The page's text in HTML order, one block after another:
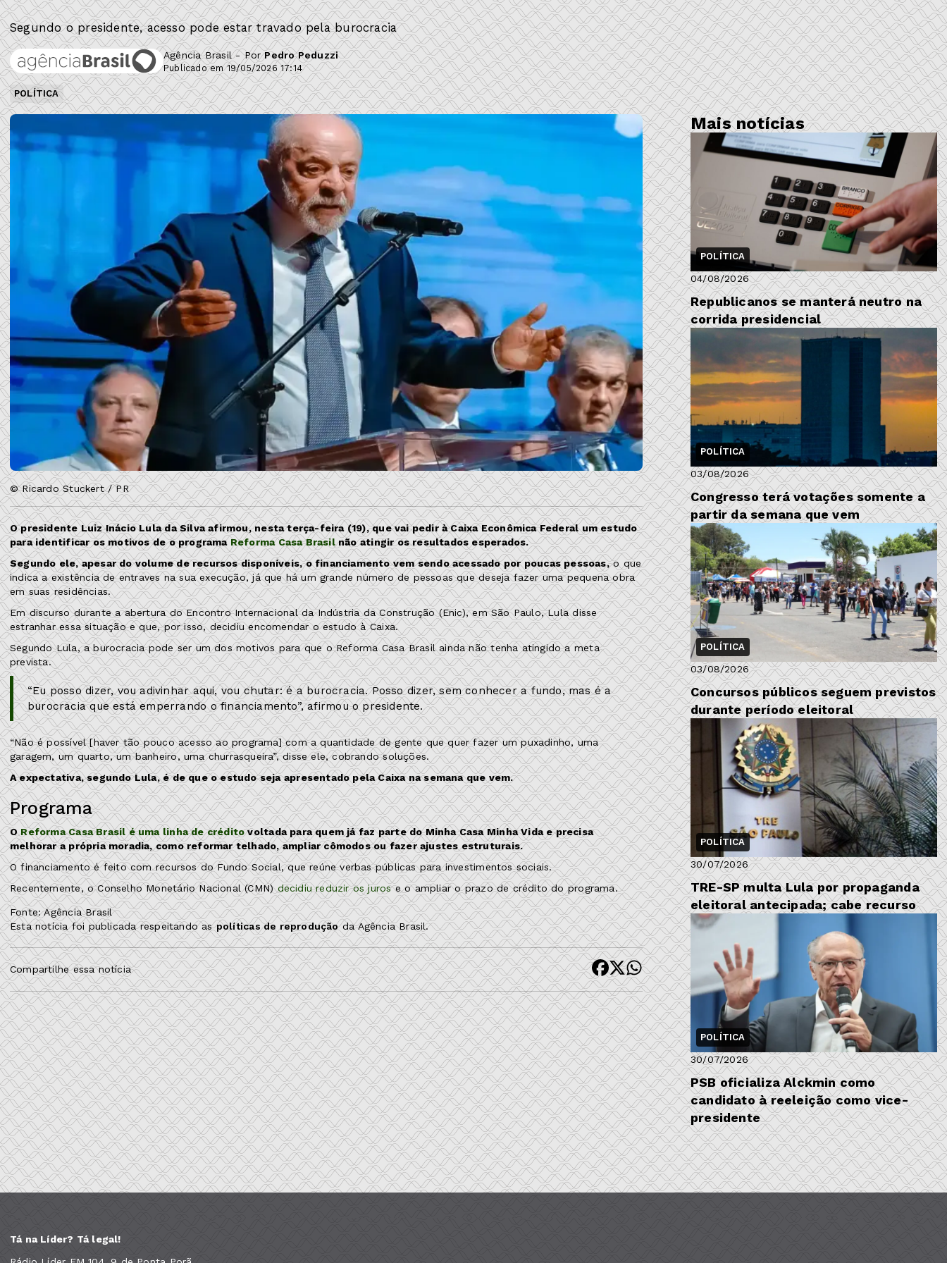
Segundo o presidente, acesso pode estar travado pela burocracia
Agência Brasil - PorPedro Peduzzi
Publicado em 19/05/2026 17:14
POLÍTICA
© Ricardo Stuckert / PR
O presidente Luiz Inácio Lula da Silva afirmou, nesta terça-feira (19), que vai pedir à Caixa Econômica Federal um estudo
para identificar os motivos de o programaReforma Casa Brasilnão atingir os resultados esperados.
Segundo ele, apesar do volume de recursos disponíveis, o financiamento vem sendo acessado por poucas pessoas,o que
indica a existência de entraves na sua execução, já que há um grande número de pessoas que deseja fazer uma pequena obra
em suas residências.
Em discurso durante a abertura do Encontro Internacional da Indústria da Construção (Enic), em São Paulo, Lula disse
estranhar essa situação e que, por isso, decidiu encomendar o estudo à Caixa.
Segundo Lula, a burocracia pode ser um dos motivos para que o Reforma Casa Brasil ainda não tenha atingido a meta
prevista.
“Eu posso dizer, vou adivinhar aqui, vou chutar: é a burocracia. Posso dizer, sem conhecer a fundo, mas é a
burocracia que está emperrando o financiamento”, afirmou o presidente.
“Não é possível [haver tão pouco acesso ao programa] com a quantidade de gente que quer fazer um puxadinho, uma
garagem, um quarto, um banheiro, uma churrasqueira”, disse ele, cobrando soluções.
A expectativa, segundo Lula, é de que o estudo seja apresentado pela Caixa na semana que vem.
Programa
O Reforma Casa Brasil é uma linha de créditovoltada para quem já faz parte do Minha Casa Minha Vida e precisa
melhorar a própria moradia, como reformar telhado, ampliar cômodos ou fazer ajustes estruturais.
O financiamento é feito com recursos do Fundo Social, que reúne verbas públicas para investimentos sociais.
Recentemente, o Conselho Monetário Nacional (CMN)decidiu reduzir os jurose o ampliar o prazo de crédito do programa.
Fonte: Agência Brasil
Esta notícia foi publicada respeitando aspolíticas de reproduçãoda Agência Brasil.
Compartilhe essa notícia
Mais notícias
POLÍTICA
04/08/2026
Republicanos se manterá neutro na
corrida presidencial
POLÍTICA
03/08/2026
Congresso terá votações somente a
partir da semana que vem
POLÍTICA
03/08/2026
Concursos públicos seguem previstos
durante período eleitoral
POLÍTICA
30/07/2026
TRE-SP multa Lula por propaganda
eleitoral antecipada; cabe recurso
POLÍTICA
30/07/2026
PSB oficializa Alckmin como
candidato à reeleição como vice-
presidente
Tá na Líder? Tá legal!